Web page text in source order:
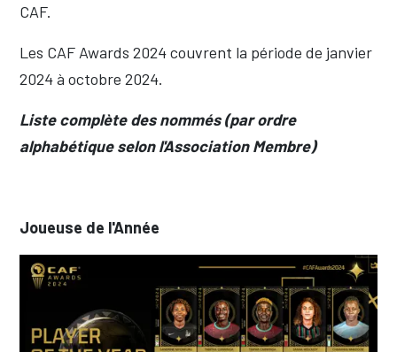
CAF.
Les CAF Awards 2024 couvrent la période de janvier
2024 à octobre 2024.
Liste complète des nommés (par ordre
alphabétique selon l'Association Membre)
Joueuse de l'Année